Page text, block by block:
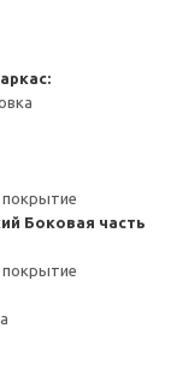
покрытие
Боковая часть
покрытие